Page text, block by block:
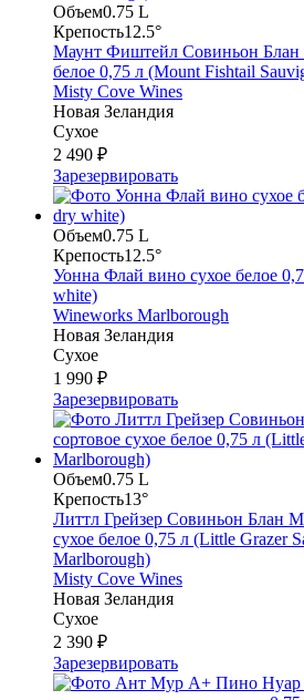
Объем0.75 L
Крепость12.5°
Маунт Фиштейл Совиньон Блан
белое 0,75 л (Mount Fishtail
Misty Cove Wines
Новая Зеландия
Сухое
2 490 ₽
Зарезервировать
Объем0.75 L
Крепость12.5°
Уонна Флай вино сухое белое
white)
Wineworks Marlborough
Новая Зеландия
Сухое
1 990 ₽
Зарезервировать
Объем0.75 L
Крепость13°
Литтл Грейзер Совиньон Блан
сухое белое 0,75 л (Little Grazer
Marlborough)
Misty Cove Wines
Новая Зеландия
Сухое
2 390 ₽
Зарезервировать